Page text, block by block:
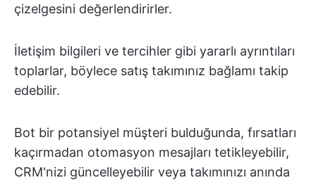
çizelgesini değerlendirirler.
İletişim bilgileri ve tercihler gibi yararlı ayrıntıları
toplarlar, böylece satış takımınız bağlamı takip
edebilir.
Bot bir potansiyel müşteri bulduğunda, fırsatları
kaçırmadan otomasyon mesajları tetikleyebilir,
CRM'nizi güncelleyebilir veya takımınızı anında